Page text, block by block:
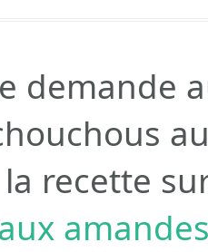
demande
recette